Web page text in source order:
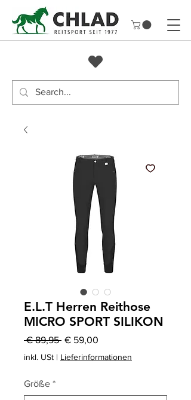
E.L.T Herren Reithose
MICRO SPORT SILIKON
€ 89,95 Standardpreis
€ 59,00
Preis
inkl. USt | Lieferinformationen
Größe *